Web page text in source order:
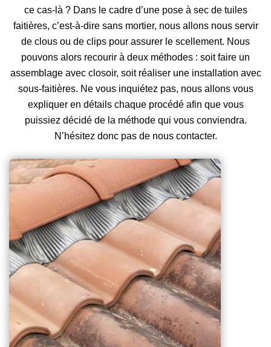
ce cas-là ? Dans le cadre d’une pose à sec de tuiles
faitières, c’est-à-dire sans mortier, nous allons nous servir
de clous ou de clips pour assurer le scellement. Nous
pouvons alors recourir à deux méthodes : soit faire un
assemblage avec closoir, soit réaliser une installation avec
sous-faitières. Ne vous inquiétez pas, nous allons vous
expliquer en détails chaque procédé afin que vous
puissiez décidé de la méthode qui vous conviendra.
N’hésitez donc pas de nous contacter.